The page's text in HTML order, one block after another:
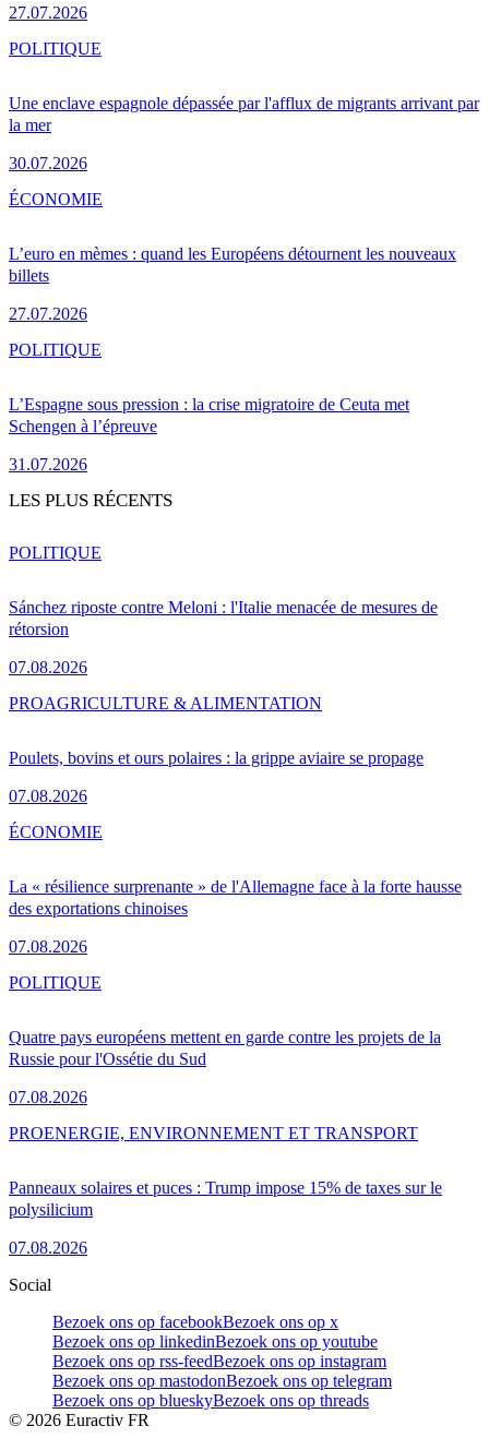
27.07.2026
Une enclave espagnole dépassée par l'afflux de migrants arrivant par
la mer
30.07.2026
POLITIQUE
L’euro en mèmes : quand les Européens détournent les nouveaux
billets
27.07.2026
ÉCONOMIE
L’Espagne sous pression : la crise migratoire de Ceuta met
Schengen à l’épreuve
31.07.2026
POLITIQUE
LES PLUS RÉCENTS
Sánchez riposte contre Meloni : l'Italie menacée de mesures de
rétorsion
07.08.2026
POLITIQUE
Poulets, bovins et ours polaires : la grippe aviaire se propage
07.08.2026
PROAGRICULTURE & ALIMENTATION
La « résilience surprenante » de l'Allemagne face à la forte hausse
des exportations chinoises
07.08.2026
ÉCONOMIE
Quatre pays européens mettent en garde contre les projets de la
Russie pour l'Ossétie du Sud
07.08.2026
POLITIQUE
Panneaux solaires et puces : Trump impose 15% de taxes sur le
polysilicium
07.08.2026
PROENERGIE, ENVIRONNEMENT ET TRANSPORT
Social
Bezoek ons op facebookBezoek ons op x
Bezoek ons op linkedinBezoek ons op youtube
Bezoek ons op rss-feedBezoek ons op instagram
Bezoek ons op mastodonBezoek ons op telegram
Bezoek ons op blueskyBezoek ons op threads
© 2026 Euractiv FR